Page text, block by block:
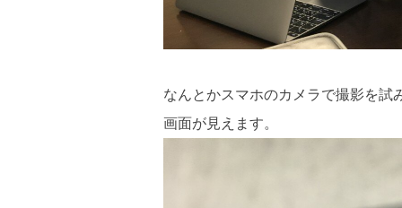
なんとかスマホのカメラで撮影を試
画面が見えます。